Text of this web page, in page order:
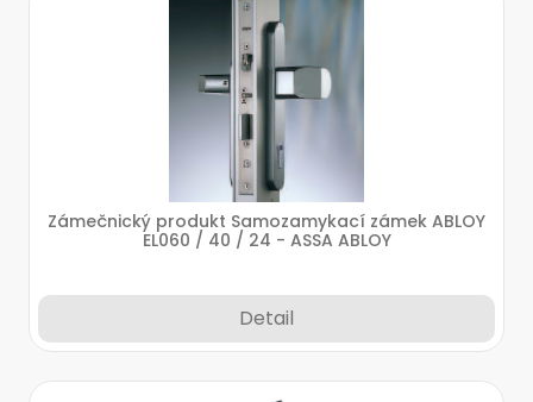
Zámečnický produkt Samozamykací zámek ABLOY
EL060 / 40 / 24 - ASSA ABLOY
Detail